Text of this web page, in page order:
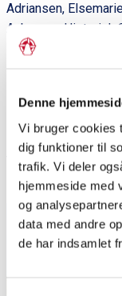
Denne
Vi bruger cookies
dig funktioner til
trafik. Vi deler
hjemmeside med
og
data med andre
de har indsamlet
Adriansen,
Aabenraa: Historisk
Litteratur
Foriining for
Richard Andersen:
1981.
Ture i Nord- og